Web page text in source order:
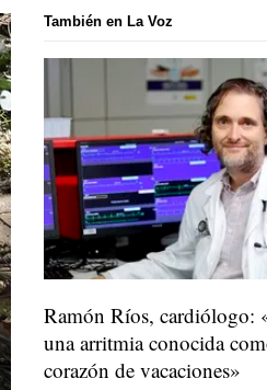
También en La Voz
Ramón Ríos, cardiólogo:
una arritmia conocida
corazón de vacaciones»